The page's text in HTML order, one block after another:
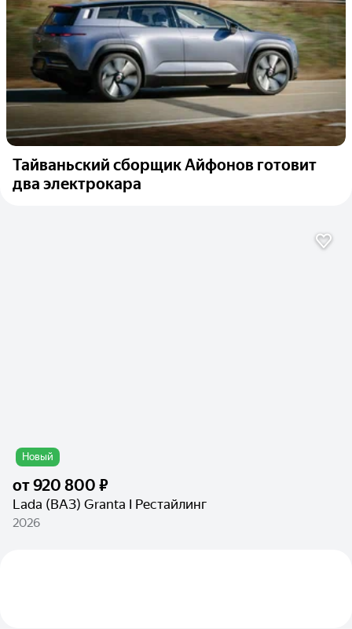
Тайваньский сборщик Айфонов готовит
два электрокара
Новый
от920 800 ₽
Lada (ВАЗ) Granta I Рестайлинг
2026